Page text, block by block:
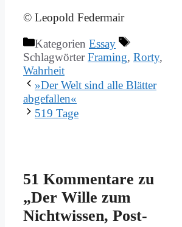
© Leo­pold Fe­der­mair
Kategorien Essay
SchlagwörterFraming, Rorty,
Wahrheit
»Der Welt sind al­le Blät­ter
ab­ge­fal­len«
519 Ta­ge
51 Kommentare zu
„Der Wil­le zum
Nicht­wis­sen, Post­